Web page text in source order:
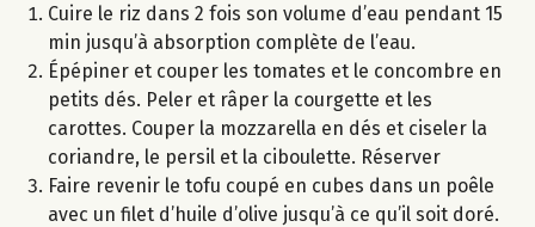
Cuire le riz dans 2 fois son volume d’eau pendant 15
min jusqu’à absorption complète de l’eau.
Épépiner et couper les tomates et le concombre en
petits dés. Peler et râper la courgette et les
carottes. Couper la mozzarella en dés et ciseler la
coriandre, le persil et la ciboulette. Réserver
Faire revenir le tofu coupé en cubes dans un poêle
avec un filet d’huile d’olive jusqu’à ce qu’il soit doré.